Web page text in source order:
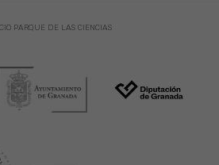
PARQUE DE LAS CIENCIAS